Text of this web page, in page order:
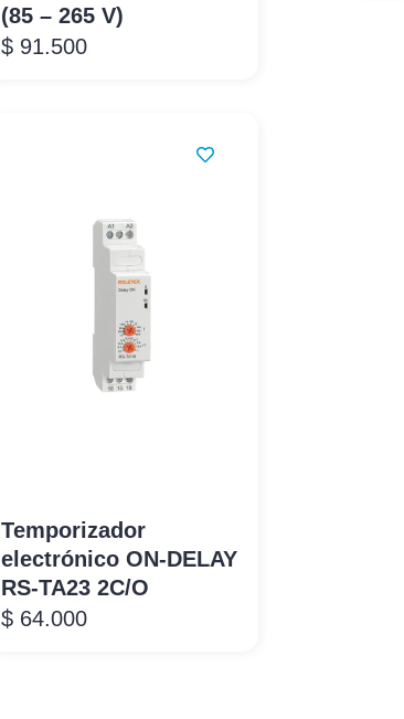
(85 – 265 V)
$91.500
Temporizador
electrónico ON-DELAY
RS-TA23 2C/O
$64.000